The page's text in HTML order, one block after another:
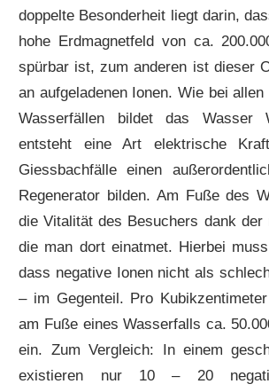
doppelte Besonderheit liegt darin,
hohe Erdmagnetfeld von ca.
spürbar ist, zum anderen ist dieser
an aufgeladenen Ionen. Wie bei
Wasserfällen bildet das Wasser
entsteht eine Art elektrische
Giessbachfälle einen
Regenerator bilden. Am Fuße des
die Vitalität des Besuchers dank der
die man dort einatmet. Hierbei
dass negative Ionen nicht als
– im Gegenteil. Pro
am Fuße eines Wasserfalls ca.
ein. Zum Vergleich: In einem
existieren nur 10 – 20